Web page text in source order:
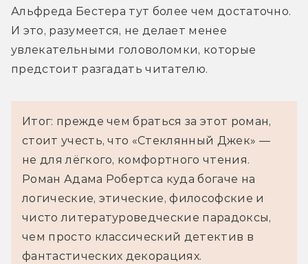
Альфреда Бестера тут более чем достаточно.
И это, разумеется, не делает менее
увлекательными головоломки, которые
предстоит разгадать читателю.
Итог: прежде чем браться за этот роман,
стоит учесть, что «Стеклянный Джек» —
не для лёгкого, комфортного чтения.
Роман Адама Робертса куда богаче на
логические, этические, философские и
чисто литературоведческие парадоксы,
чем просто классический детектив в
фантастических декорациях.